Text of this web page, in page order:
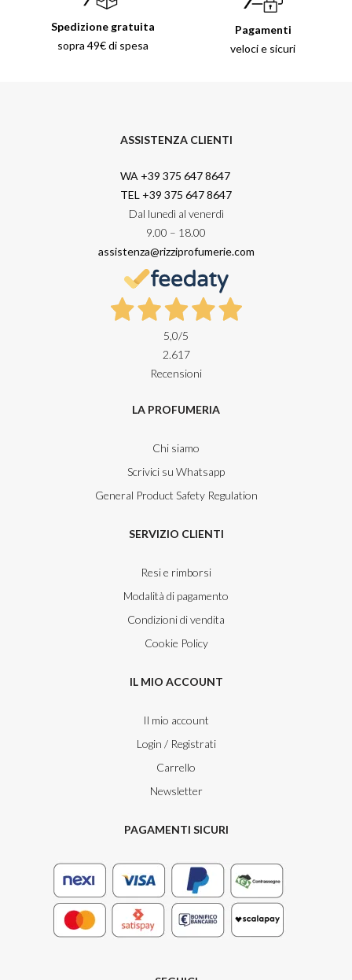
Spedizione gratuita
sopra 49€ di spesa
Pagamenti
veloci e sicuri
ASSISTENZA CLIENTI
WA +39 375 647 8647
TEL +39 375 647 8647
Dal lunedì al venerdì
9.00 – 18.00
assistenza@rizziprofumerie.com
5,0/5
2.617
Recensioni
LA PROFUMERIA
Chi siamo
Scrivici su Whatsapp
General Product Safety Regulation
SERVIZIO CLIENTI
Resi e rimborsi
Modalità di pagamento
Condizioni di vendita
Cookie Policy
IL MIO ACCOUNT
Il mio account
Login / Registrati
Carrello
Newsletter
PAGAMENTI SICURI